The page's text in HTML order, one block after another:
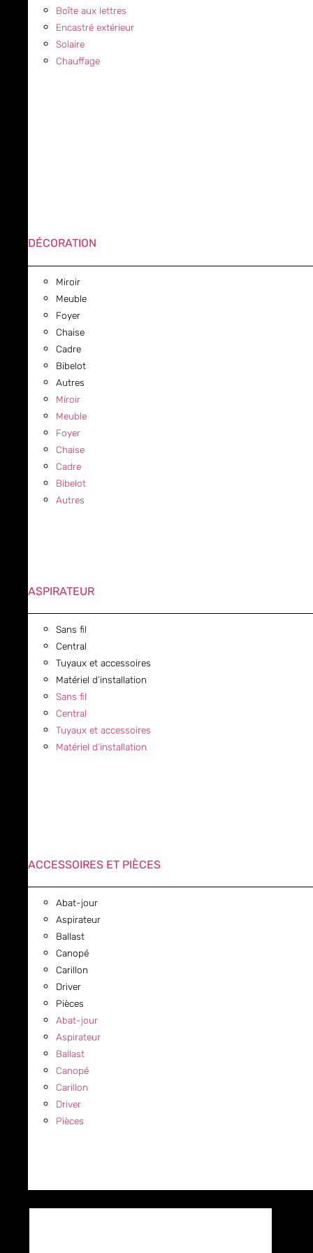
Boîte aux lettres
Encastré extérieur
Solaire
Chauffage
DÉCORATION
Miroir
Meuble
Foyer
Chaise
Cadre
Bibelot
Autres
Miroir
Meuble
Foyer
Chaise
Cadre
Bibelot
Autres
ASPIRATEUR
Sans fil
Central
Tuyaux et accessoires
Matériel d’installation
Sans fil
Central
Tuyaux et accessoires
Matériel d’installation
ACCESSOIRES ET PIÈCES
Abat-jour
Aspirateur
Ballast
Canopé
Carillon
Driver
Pièces
Abat-jour
Aspirateur
Ballast
Canopé
Carillon
Driver
Pièces